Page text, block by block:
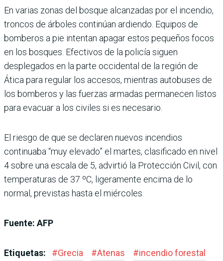
En varias zonas del bosque alcanzadas por el incendio,
troncos de árboles continúan ardiendo. Equipos de
bomberos a pie intentan apagar estos pequeños focos
en los bosques. Efectivos de la policía siguen
desplegados en la parte occidental de la región de
Ática para regular los accesos, mientras autobuses de
los bomberos y las fuerzas armadas permanecen listos
para evacuar a los civiles si es necesario.
El riesgo de que se declaren nuevos incendios
continuaba “muy elevado” el martes, clasificado en nivel
4 sobre una escala de 5, advirtió la Protección Civil, con
temperaturas de 37 ºC, ligeramente encima de lo
normal, previstas hasta el miércoles.
Fuente: AFP
Etiquetas: #Grecia #Atenas #incendio forestal